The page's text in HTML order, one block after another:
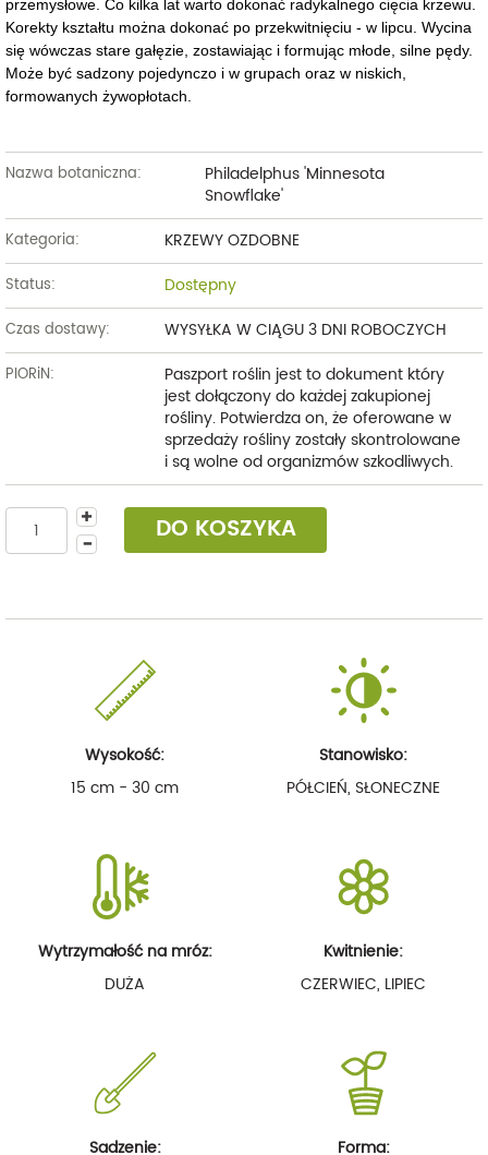
przemysłowe. Co kilka lat warto dokonać radykalnego cięcia krzewu.
Korekty kształtu można dokonać po przekwitnięciu - w lipcu. Wycina
się wówczas stare gałęzie, zostawiając i formując młode, silne pędy.
Może być sadzony pojedynczo i w grupach oraz w niskich,
formowanych żywopłotach.
Nazwa botaniczna:
Philadelphus 'Minnesota
Snowflake'
Kategoria: KRZEWY OZDOBNE
Status: Dostępny
Czas dostawy: WYSYŁKA W CIĄGU 3 DNI ROBOCZYCH
PIORiN:
Paszport roślin jest to dokument który
jest dołączony do każdej zakupionej
rośliny. Potwierdza on, że oferowane w
sprzedaży rośliny zostały skontrolowane
i są wolne od organizmów szkodliwych.
DO KOSZYKA
Wysokość:
15 cm - 30 cm
Stanowisko:
PÓŁCIEŃ, SŁONECZNE
Wytrzymałość na mróz:
DUŻA
Kwitnienie:
CZERWIEC, LIPIEC
Sadzenie: Forma: